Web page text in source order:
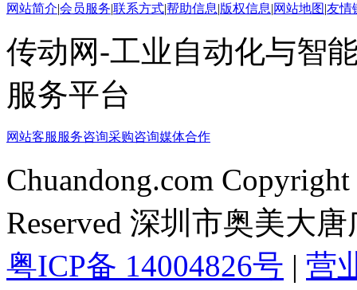
网站简介|会员服务|联系方式|帮助信息|版权信息|网站地图|友情
传动网-工业自动化与智
服务平台
网站客服 服务咨询采购咨询媒体合作
Chuandong.com
Reserved 深圳市奥美大
粤ICP备 14004826号 | 营